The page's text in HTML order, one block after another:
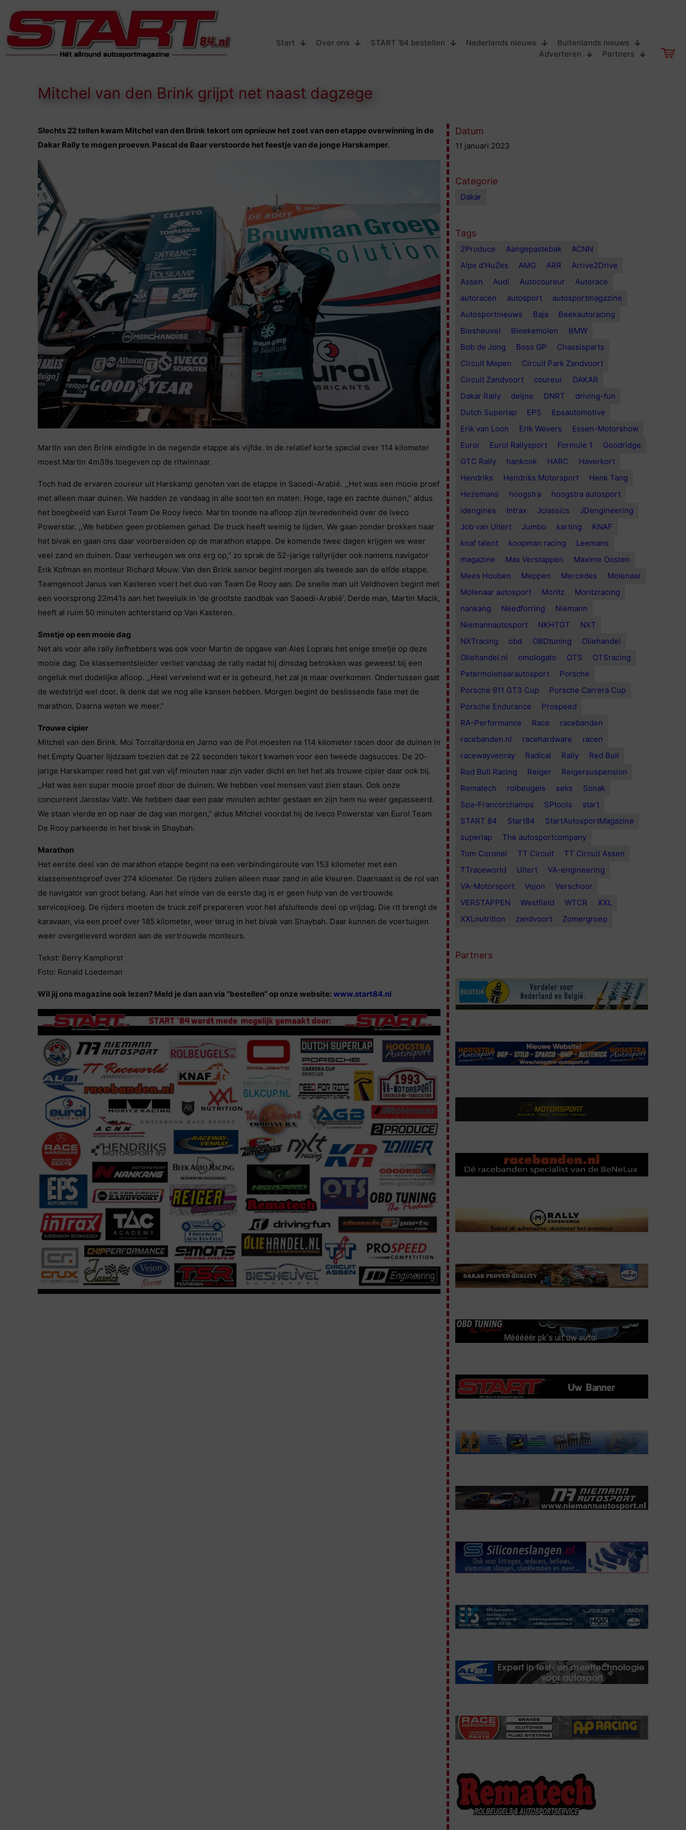
Start Over ons START ’84 bestellen Nederlands nieuws
Buitenlands nieuws
Adverteren
Partners
Mitchel van den Brink grijpt net naast dagzege
Slechts 22 tellen kwam Mitchel van den Brink tekort om opnieuw het zoet van een etappe overwinning in de
Dakar Rally te mogen proeven. Pascal de Baar verstoorde het feestje van de jonge Harskamper.
Martin van den Brink eindigde in de negende etappe als vijfde. In de relatief korte special over 114 kilometer
moest Martin 4m39s toegeven op de ritwinnaar.
Toch had de ervaren coureur uit Harskamp genoten van de etappe in Saoedi-Arabië. ,,Het was een mooie proef
met alleen maar duinen. We hadden ze vandaag in alle soorten en maten. Hoge, lage en zachte duinen,’’ aldus
het boegbeeld van Eurol Team De Rooy Iveco. Martin toonde na afloop zijn tevredenheid over de Iveco
Powerstar. ,,We hebben geen problemen gehad. De truck heeft weinig te lijden. We gaan zonder brokken naar
het bivak en gaan ons daar voorbereiden op de marathon etappe. De komende twee dagen krijgen we weer
veel zand en duinen. Daar verheugen we ons erg op,’’ zo sprak de 52-jarige rallyrijder ook namens navigator
Erik Kofman en monteur Richard Mouw. Van den Brink senior begint morgen als tweede aan de elfde etappe.
Teamgenoot Janus van Kasteren voert het duo van Team De Rooy aan. De snelle man uit Veldhoven begint met
een voorsprong 22m41s aan het tweeluik in ‘de grootste zandbak van Saoedi-Arabië’. Derde man, Martin Macik,
heeft al ruim 50 minuten achterstand op Van Kasteren.
Smetje op een mooie dag
Net als voor alle rally liefhebbers was ook voor Martin de opgave van Ales Loprais het enige smetje op deze
mooie dag. De klassementsleider verliet vandaag de rally nadat hij dinsdag betrokken was geweest bij een
ongeluk met dodelijke afloop. ,,Heel vervelend wat er is gebeurd, het zal je maar overkomen. Ondertussen gaat
de wedstrijd wel door. Ik denk dat we nog alle kansen hebben. Morgen begint de beslissende fase met de
marathon. Daarna weten we meer.’’
Trouwe cipier
Mitchel van den Brink. Moi Torrallardona en Jarno van de Pol moesten na 114 kilometer racen door de duinen in
het Empty Quarter lijdzaam toezien dat ze 22 seconden tekort kwamen voor een tweede dagsucces. De 20-
jarige Harskamper reed het gat van vijf minuten naar zijn vader dicht en liet het als trouwe cipier daar ook bij.
,,Het was een super mooie proef door de duinen. We hebben veel mensen vast zien staan. Ook onze
concurrent Jaroslav Valtr. We hebben daar een paar minuten achter gestaan en zijn hem nu weer gepasseerd.
We staan vierde en op naar de dag van morgen,’’ aldus Mitchel voordat hij de Iveco Powerstar van Eurol Team
De Rooy parkeerde in het bivak in Shaybah.
Marathon
Het eerste deel van de marathon etappe begint na een verbindingsroute van 153 kilometer met een
klassementsproef over 274 kilometer. De rijders zullen alleen maar zand in alle kleuren. Daarnaast is de rol van
de navigator van groot belang. Aan het einde van de eerste dag is er geen hulp van de vertrouwde
serviceploeg. De rijders moeten de truck zelf prepareren voor het afsluitende deel op vrijdag. Die rit brengt de
karavaan, via een proef over 185 kilometer, weer terug in het bivak van Shaybah. Daar kunnen de voertuigen
weer overgeleverd worden aan de vertrouwde monteurs.
Tekst: Berry Kamphorst
Foto: Ronald Loedeman
Wil jij ons magazine ook lezen? Meld je dan aan via “bestellen” op onze website:www.start84.nl
Datum
11 januari 2023
Categorie
Dakar
Tags
2Produce Aangepastebak
ACNN
Alpe d’HuZes
AMG ARR
Arrive2Drive
Assen
Audi Autocoureur
Autorace
autoracen
autosport
autosportmagazine
Autosportnieuws
Baja
Beekautoracing
Biesheuvel
Bleekemolen
BMW
Bob de Jong
Boss GP
Chassisparts
Circuit Mepen
Circuit Park Zandvoort
Circuit Zandvoort
coureur
DAKAR
Dakar Rally
deijne DNRT
driving-fun
Dutch Superlap
EPS
Epsautomotive
Erik van Loon
Erik Wevers
Essen-Motorshow
Eurol
Eurol Rallysport Formule 1
Goodridge
GTC Rally
hankook HARC
Haverkort
Hendriks
Hendriks Motorsport
Henk Tang
Hezemans
hoogstra
hoogstra autosport
idengines
Intrax Jclassics
JDengineering
Job van Uitert
Jumbo karting
KNAF
knaf talent
koopman racing
Leemans
magazine
Max Verstappen
Maxime Oosten
Mees Houben
Meppen Mercedes
Molenaar
Molenaar autosport
Moritz
Moritzracing
nankang
Needforring
Niemann
Niemannautosport
NKHTGT
NXT
NXTracing
obd OBDtuning
Oliehandel
Oliehandel.nl
omologato OTS
OTSracing
Petermolenaarautosport
Porsche
Porsche 911 GT3 Cup
Porsche Carrera Cup
Porsche Endurance
Prospeed
RA-Performance
Race
racebanden
racebanden.nl
racehardware
racen
racewayvenray
Radical Rally
Red Bull
Red Bull Racing
Reiger
Reigersuspension
Rematech
rolbeugels seks
Sonak
Spa-Francorchamps
SPtools
start
START 84
Start84
StartAutosportMagazine
superlap
The autosportcompany
Tom Coronel
TT Circuit
TT Circuit Assen
TTraceworld
Uitert
VA-engineering
VA-Motorsport
Vejon
Verschoor
VERSTAPPEN
Westfield WTCR
XXL
XXLnutrition
zandvoort Zomergroep
Partners